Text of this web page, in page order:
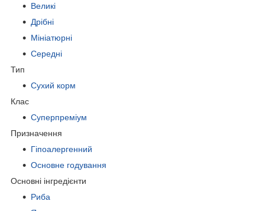
Великі
Дрібні
Мініатюрні
Середні
Тип
Сухий корм
Клас
Суперпреміум
Призначення
Гіпоалергенний
Основне годування
Основні інгредієнти
Риба